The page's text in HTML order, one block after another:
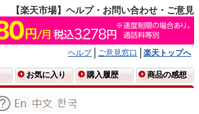
【楽天市場】ヘルプ・お問い合わせ・ご意見
ヘルプ ご意見窓口
楽天トップへ
お気に入り 購入履歴 商品の感想